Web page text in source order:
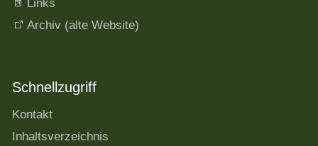
Links
Archiv (alte Website)
Schnellzugriff
Kontakt
Inhaltsverzeichnis